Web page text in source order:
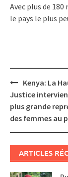
Avec plus de
le pays le plus
Post
navigation
Kenya: La
Justice
plus grande
des femmes au
ARTICLES